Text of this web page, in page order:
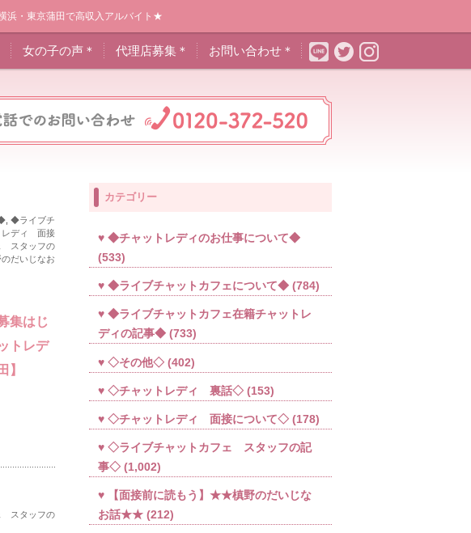
浜・東京蒲田で高収入アルバイト★
女の子の声＊ 代理店募集＊ お問い合わせ＊
◆ライブチ
レディ 面接
スタッフの
だいじなお
集はじ
トレデ
スタッフの
カテゴリー
◆チャットレディのお仕事について◆
(533)
◆ライブチャットカフェについて◆ (784)
◆ライブチャットカフェ在籍チャットレ
ディの記事◆ (733)
◇その他◇ (402)
◇チャットレディ 裏話◇ (153)
◇チャットレディ 面接について◇ (178)
◇ライブチャットカフェ スタッフの記
事◇ (1,002)
【面接前に読もう】★★槙野のだいじな
お話★★ (212)